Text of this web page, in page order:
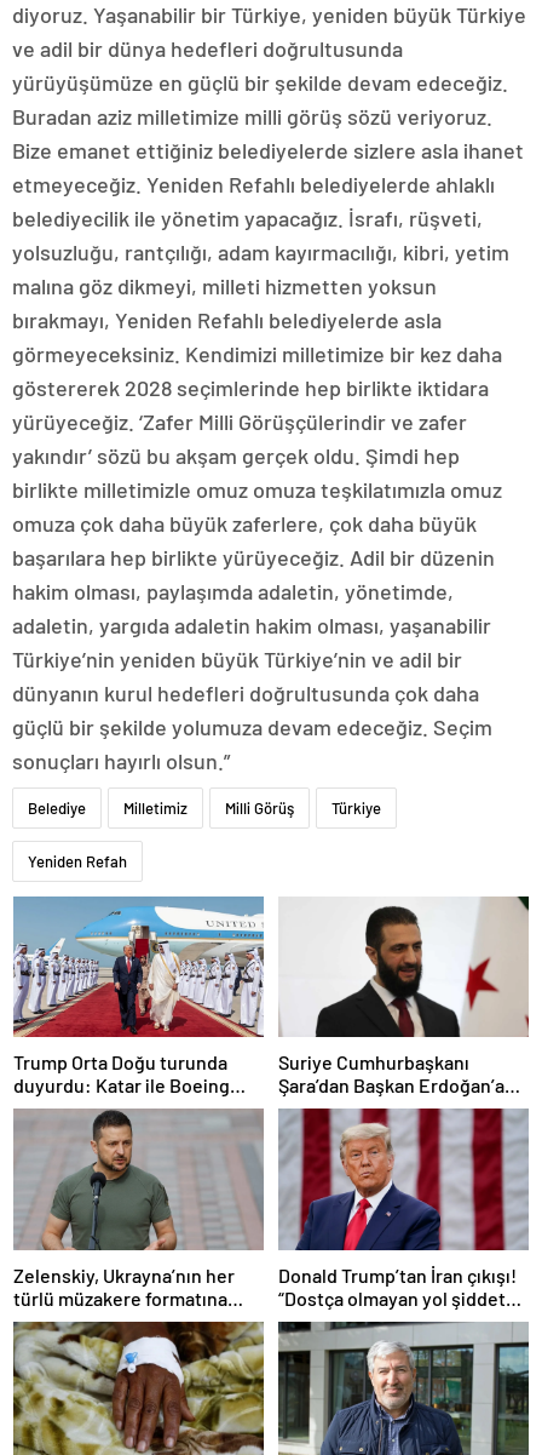
diyoruz. Yaşanabilir bir Türkiye, yeniden büyük Türkiye
ve adil bir dünya hedefleri doğrultusunda
yürüyüşümüze en güçlü bir şekilde devam edeceğiz.
Buradan aziz milletimize milli görüş sözü veriyoruz.
Bize emanet ettiğiniz belediyelerde sizlere asla ihanet
etmeyeceğiz. Yeniden Refahlı belediyelerde ahlaklı
belediyecilik ile yönetim yapacağız. İsrafı, rüşveti,
yolsuzluğu, rantçılığı, adam kayırmacılığı, kibri, yetim
malına göz dikmeyi, milleti hizmetten yoksun
bırakmayı, Yeniden Refahlı belediyelerde asla
görmeyeceksiniz. Kendimizi milletimize bir kez daha
göstererek 2028 seçimlerinde hep birlikte iktidara
yürüyeceğiz. ‘Zafer Milli Görüşçülerindir ve zafer
yakındır’ sözü bu akşam gerçek oldu. Şimdi hep
birlikte milletimizle omuz omuza teşkilatımızla omuz
omuza çok daha büyük zaferlere, çok daha büyük
başarılara hep birlikte yürüyeceğiz. Adil bir düzenin
hakim olması, paylaşımda adaletin, yönetimde,
adaletin, yargıda adaletin hakim olması, yaşanabilir
Türkiye’nin yeniden büyük Türkiye’nin ve adil bir
dünyanın kurul hedefleri doğrultusunda çok daha
güçlü bir şekilde yolumuza devam edeceğiz. Seçim
sonuçları hayırlı olsun.”
Belediye Milletimiz Milli Görüş Türkiye
Yeniden Refah
Trump Orta Doğu turunda
duyurdu: Katar ile Boeing
arasında 200 milyar dolarlık
Suriye Cumhurbaşkanı
Şara’dan Başkan Erdoğan’a
teşekkür
Zelenskiy, Ukrayna’nın her
türlü müzakere formatına
hazır olduğunu duyurdu!
Donald Trump’tan İran çıkışı!
“Dostça olmayan yol şiddet
içeriyor ve ben bunu
istemiyorum”